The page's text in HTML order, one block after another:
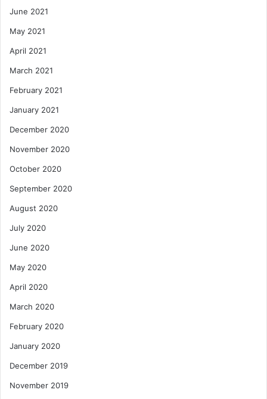
June 2021
May 2021
April 2021
March 2021
February 2021
January 2021
December 2020
November 2020
October 2020
September 2020
August 2020
July 2020
June 2020
May 2020
April 2020
March 2020
February 2020
January 2020
December 2019
November 2019